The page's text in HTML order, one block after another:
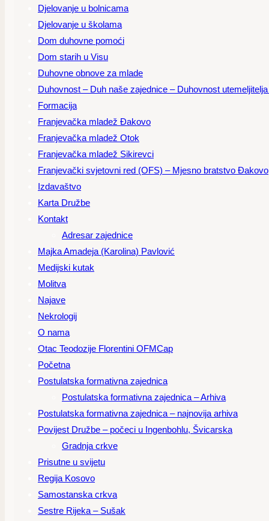
Djelovanje u bolnicama
Djelovanje u školama
Dom duhovne pomoći
Dom starih u Visu
Duhovne obnove za mlade
Duhovnost – Duh naše zajednice – Duhovnost
Formacija
Franjevačka mladež Đakovo
Franjevačka mladež Otok
Franjevačka mladež Sikirevci
Franjevački svjetovni red (OFS) – Mjesno bratstvo Đakovo
Izdavaštvo
Karta Družbe
Kontakt
Adresar zajednice
Majka Amadeja (Karolina) Pavlović
Medijski kutak
Molitva
Najave
Nekrologij
O nama
Otac Teodozije Florentini OFMCap
Početna
Postulatska formativna zajednica
Postulatska formativna zajednica – Arhiva
Postulatska formativna zajednica – najnovija arhiva
Povijest Družbe – počeci u Ingenbohlu, Švicarska
Gradnja crkve
Prisutne u svijetu
Regija Kosovo
Samostanska crkva
Sestre Rijeka – Sušak